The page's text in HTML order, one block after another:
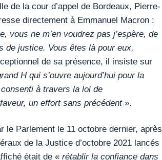
de la cour d’appel de Bordeaux, Pierre-
directement à Emmanuel Macron :
vous ne m’en voudrez pas j’espère, de
de justice. Vous êtes là pour eux,
de sa présence, il insiste sur
H qui s’ouvre aujourd’hui pour la
à travers la loi de
un effort sans précédent ».
le Parlement le 11 octobre dernier, après
de la Justice d’octobre 2021 lancés
était de « rétablir la confiance dans